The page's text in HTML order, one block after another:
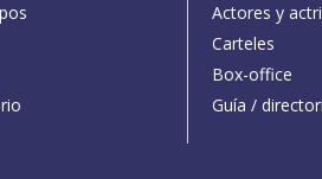
Actores y
Carteles
Box-office
Guía /